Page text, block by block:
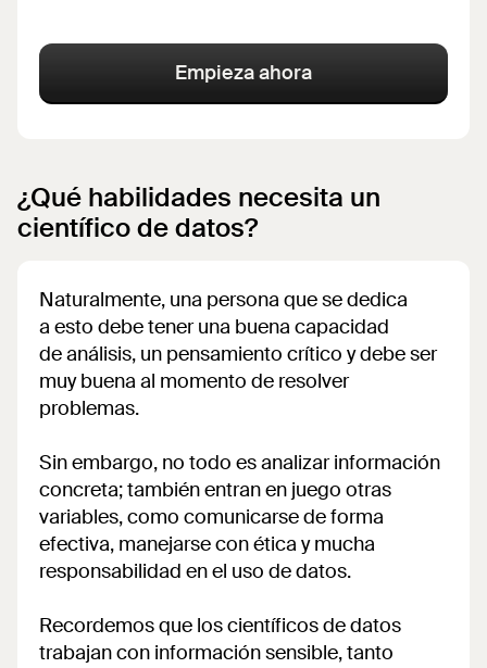
Empieza ahora
¿Qué habilidades necesita un
científico de datos?
Naturalmente, una persona que se dedica
a esto debe tener una buena capacidad
de análisis, un pensamiento crítico y debe ser
muy buena al momento de resolver
problemas.
Sin embargo, no todo es analizar información
concreta; también entran en juego otras
variables, como comunicarse de forma
efectiva, manejarse con ética y mucha
responsabilidad en el uso de datos.
Recordemos que los científicos de datos
trabajan con información sensible, tanto